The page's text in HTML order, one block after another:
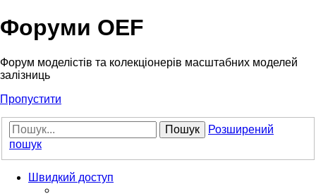
Форуми OEF
Форум моделістів та колекціонерів масштабних моделей
залізниць
Пропустити
Пошук
Розширений
пошук
Швидкий доступ